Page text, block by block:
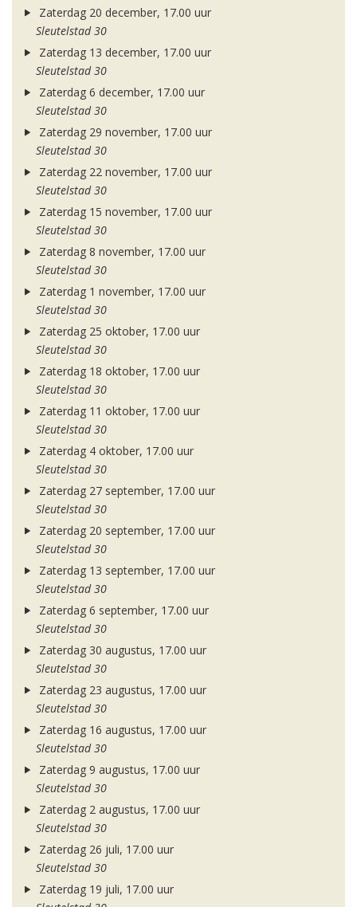
Zaterdag 20 december, 17.00 uur
Sleutelstad 30
Zaterdag 13 december, 17.00 uur
Sleutelstad 30
Zaterdag 6 december, 17.00 uur
Sleutelstad 30
Zaterdag 29 november, 17.00 uur
Sleutelstad 30
Zaterdag 22 november, 17.00 uur
Sleutelstad 30
Zaterdag 15 november, 17.00 uur
Sleutelstad 30
Zaterdag 8 november, 17.00 uur
Sleutelstad 30
Zaterdag 1 november, 17.00 uur
Sleutelstad 30
Zaterdag 25 oktober, 17.00 uur
Sleutelstad 30
Zaterdag 18 oktober, 17.00 uur
Sleutelstad 30
Zaterdag 11 oktober, 17.00 uur
Sleutelstad 30
Zaterdag 4 oktober, 17.00 uur
Sleutelstad 30
Zaterdag 27 september, 17.00 uur
Sleutelstad 30
Zaterdag 20 september, 17.00 uur
Sleutelstad 30
Zaterdag 13 september, 17.00 uur
Sleutelstad 30
Zaterdag 6 september, 17.00 uur
Sleutelstad 30
Zaterdag 30 augustus, 17.00 uur
Sleutelstad 30
Zaterdag 23 augustus, 17.00 uur
Sleutelstad 30
Zaterdag 16 augustus, 17.00 uur
Sleutelstad 30
Zaterdag 9 augustus, 17.00 uur
Sleutelstad 30
Zaterdag 2 augustus, 17.00 uur
Sleutelstad 30
Zaterdag 26 juli, 17.00 uur
Sleutelstad 30
Zaterdag 19 juli, 17.00 uur